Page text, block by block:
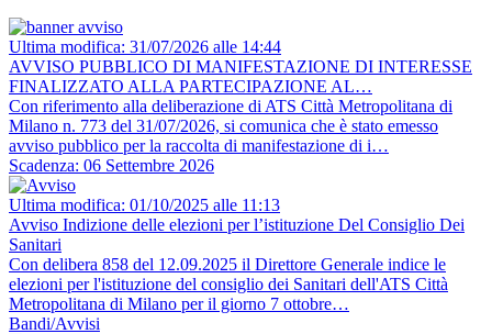
Ultima modifica: 31/07/2026 alle 14:44
AVVISO PUBBLICO DI MANIFESTAZIONE DI INTERESSE
FINALIZZATO ALLA PARTECIPAZIONE AL…
Con riferimento alla deliberazione di ATS Città Metropolitana di
Milano n. 773 del 31/07/2026, si comunica che è stato emesso
avviso pubblico per la raccolta di manifestazione di i…
Scadenza: 06 Settembre 2026
Ultima modifica: 01/10/2025 alle 11:13
Avviso Indizione delle elezioni per l’istituzione Del Consiglio Dei
Sanitari
Con delibera 858 del 12.09.2025 il Direttore Generale indice le
elezioni per l'istituzione del consiglio dei Sanitari dell'ATS Città
Metropolitana di Milano per il giorno 7 ottobre…
Bandi/Avvisi